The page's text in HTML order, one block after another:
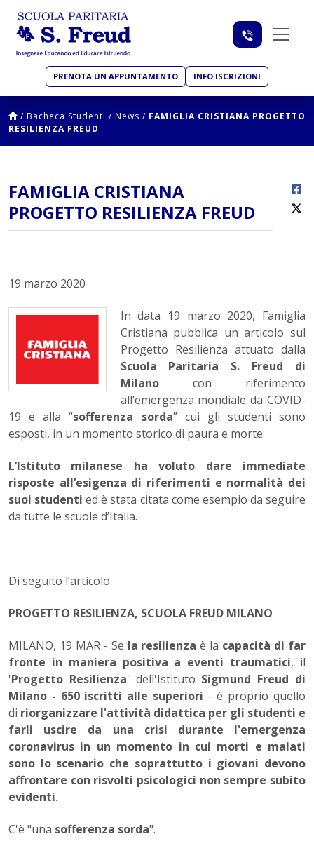
PRENOTA UN APPUNTAMENTO INFO ISCRIZIONI
/ Bacheca Studenti / News / FAMIGLIA CRISTIANA PROGETTO
RESILIENZA FREUD
FAMIGLIA CRISTIANA
PROGETTO RESILIENZA FREUD
19 marzo 2020
In data 19 marzo 2020, Famiglia
Cristiana pubblica un articolo sul
Progetto Resilienza attuato dalla
Scuola Paritaria S. Freud di
Milanocon riferimento
all’emergenza mondiale da COVID-
19 e alla “sofferenza sorda” cui gli studenti sono
esposti, in un momento storico di paura e morte.
L’Istituto milanese ha voluto dare immediate
risposte all’esigenza di riferimenti e normalità dei
suoi studenti ed è stata citata come esempio da seguire
da tutte le scuole d’Italia.
Di seguito l’articolo.
PROGETTO RESILIENZA, SCUOLA FREUD MILANO
MILANO, 19 MAR - Se la resilienza è la capacità di far
fronte in maniera positiva a eventi traumatici, il
'Progetto Resilienza' dell'Istituto Sigmund Freud di
Milano - 650 iscritti alle superiori - è proprio quello
di riorganizzare l'attività didattica per gli studenti e
farli uscire da una crisi durante l'emergenza
coronavirus in un momento in cui morti e malati
sono lo scenario che soprattutto i giovani devono
affrontare con risvolti psicologici non sempre subito
evidenti.
C'è "una sofferenza sorda".